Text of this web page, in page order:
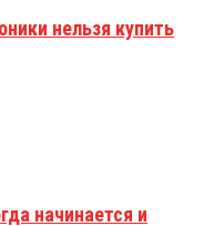
нельзя купить
начинается и